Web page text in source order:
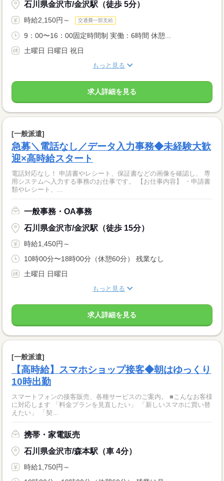
石川県金沢市/金沢駅（徒歩 5分）
時給2,150円～ 交通費一部支給
9：00〜16：00固定時間制 実働：6時間 休憩...
土曜日 日曜日 祝日
もっと見る
求人詳細を見る
[一般派遣]
急募＼電話なし／データ入力事務◆未経験大歓
迎×高時給スタート
電話対応なし！ 申請書やレシート、保証書などの画像を確認し、 専
用システムへ入力する事務のお仕事です。 【お仕事内容】 ・申請書
類やレシート、...
一般事務・OA事務
石川県金沢市/金沢駅（徒歩 15分）
時給1,450円～
10時00分〜18時00分（休憩60分） 残業なし
土曜日 日曜日
もっと見る
求人詳細を見る
[一般派遣]
【高時給】スマホショップ接客◆朝はゆっくり
10時出勤
スマートフォンの接客販売、各種サービスのご案内。 ■こんなお客様
に対応します 「料金プランを見直したい」 「新しいスマホに買い替
えたい」 「契...
携帯・家電販売
石川県金沢市/森本駅（車 4分）
時給1,750円～